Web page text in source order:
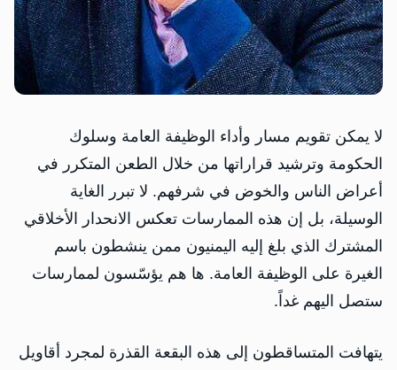
لا يمكن تقويم مسار وأداء الوظيفة العامة وسلوك
الحكومة وترشيد قراراتها من خلال الطعن المتكرر في
أعراض الناس والخوض في شرفهم. لا تبرر الغاية
الوسيلة، بل إن هذه الممارسات تعكس الانحدار الأخلاقي
المشترك الذي بلغ إليه اليمنيون ممن ينشطون باسم
الغيرة على الوظيفة العامة. ها هم يؤسّسون لممارسات
ستصل اليهم غداً.
يتهافت المتساقطون إلى هذه البقعة القذرة لمجرد أقاويل